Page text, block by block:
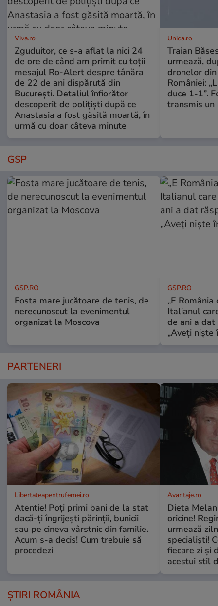
Viva.ro
Zguduitor, ce s-a aflat la nici 24
de ore de când am primit cu toții
mesajul Ro-Alert despre tânăra
de 22 de ani dispărută din
București. Detaliul înfiorător
descoperit de polițiști după ce
Anastasia a fost găsită moartă, în
urmă cu doar câteva minute
Unica.ro
Traian
urmează,
dronelor
României:
duce 1-1”.
transmis un
GSP
GSP.RO
Fosta mare jucătoare de tenis, de
nerecunoscut la evenimentul
organizat la Moscova
GSP.RO
„E
Italianul
de ani a
„Aveți niște
PARTENERI
Libertateapentrufemei.ro
Atenție! Poți primi bani de la stat
dacă-ți îngrijești părinții, bunicii
sau pe cineva vârstnic din familie.
Acum s-a decis! Cum trebuie să
procedezi
Avantaje.ro
Dieta
oricine!
urmează
specialiști!
fiecare zi și
acestui stil
ȘTIRI ROMÂNIA